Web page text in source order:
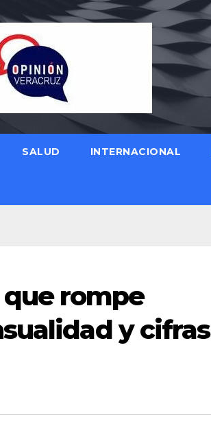
SALUD INTERNACIONAL
rompe
y cifras